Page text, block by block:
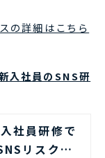
の詳細はこちら
入社員のSNS研
社員研修で
リスクと